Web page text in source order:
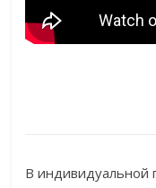
В индивидуальной